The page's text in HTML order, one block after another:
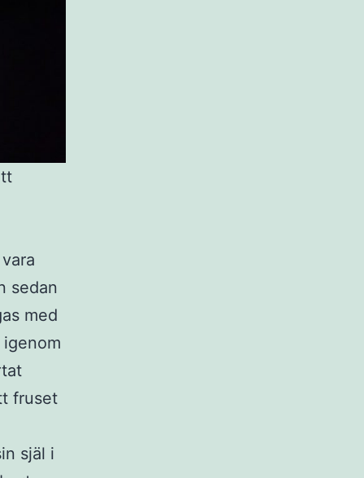
sedan
med
fruset
själ i